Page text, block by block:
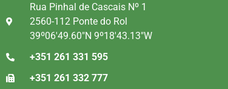
Rua Pinhal de Cascais Nº 1
2560-112 Ponte do Rol
39º06'49.60"N 9º18'43.13"W
+351 261 331 595
+351 261 332 777